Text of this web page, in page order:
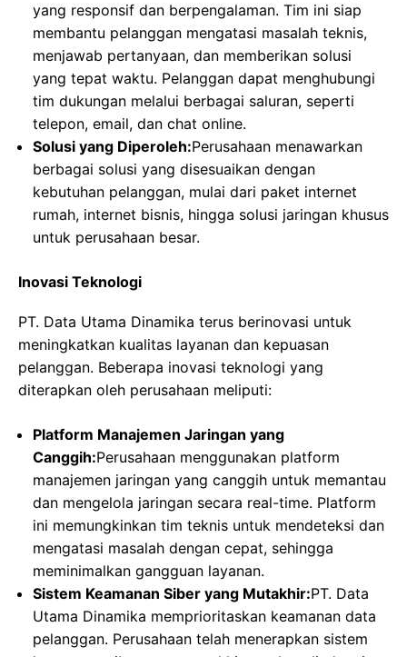
yang responsif dan berpengalaman. Tim ini siap
membantu pelanggan mengatasi masalah teknis,
menjawab pertanyaan, dan memberikan solusi
yang tepat waktu. Pelanggan dapat menghubungi
tim dukungan melalui berbagai saluran, seperti
telepon, email, dan chat online.
Solusi yang Diperoleh:Perusahaan menawarkan
berbagai solusi yang disesuaikan dengan
kebutuhan pelanggan, mulai dari paket internet
rumah, internet bisnis, hingga solusi jaringan khusus
untuk perusahaan besar.
Inovasi Teknologi
PT. Data Utama Dinamika terus berinovasi untuk
meningkatkan kualitas layanan dan kepuasan
pelanggan. Beberapa inovasi teknologi yang
diterapkan oleh perusahaan meliputi:
Platform Manajemen Jaringan yang
Canggih:Perusahaan menggunakan platform
manajemen jaringan yang canggih untuk memantau
dan mengelola jaringan secara real-time. Platform
ini memungkinkan tim teknis untuk mendeteksi dan
mengatasi masalah dengan cepat, sehingga
meminimalkan gangguan layanan.
Sistem Keamanan Siber yang Mutakhir:PT. Data
Utama Dinamika memprioritaskan keamanan data
pelanggan. Perusahaan telah menerapkan sistem